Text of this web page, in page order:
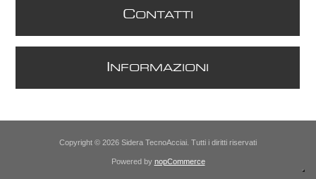
CONTATTI
NFORMAZIONI
Copyright © 2026 Sidera TecnoAcciai. Tutti i diritti riservati
Powered by nopCommerce